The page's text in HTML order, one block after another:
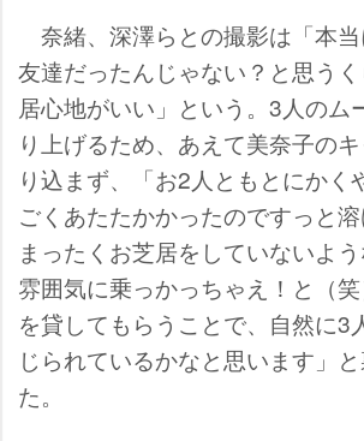
奈緒、深澤らとの撮影は「本
友達だったんじゃない？と思う
居心地がいい」という。3人のム
り上げるため、あえて美奈子の
り込まず、「お2人ともとにかく
ごくあたたかかったのですっと溶
まったくお芝居をしていないよ
雰囲気に乗っかっちゃえ！と（
を貸してもらうことで、自然に3
じられているかなと思います」
た。